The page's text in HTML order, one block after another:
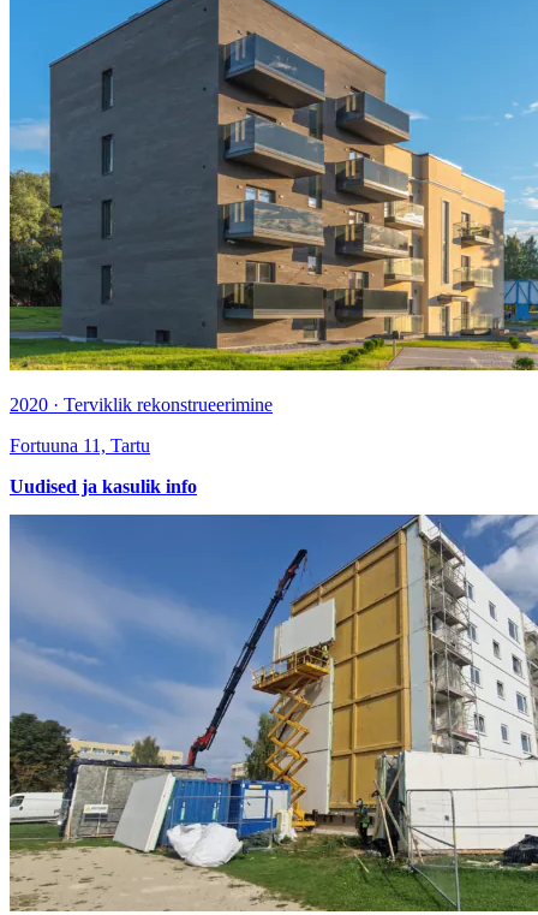
2020 · Terviklik rekonstrueerimine
Fortuuna 11, Tartu
Uudised ja kasulik info